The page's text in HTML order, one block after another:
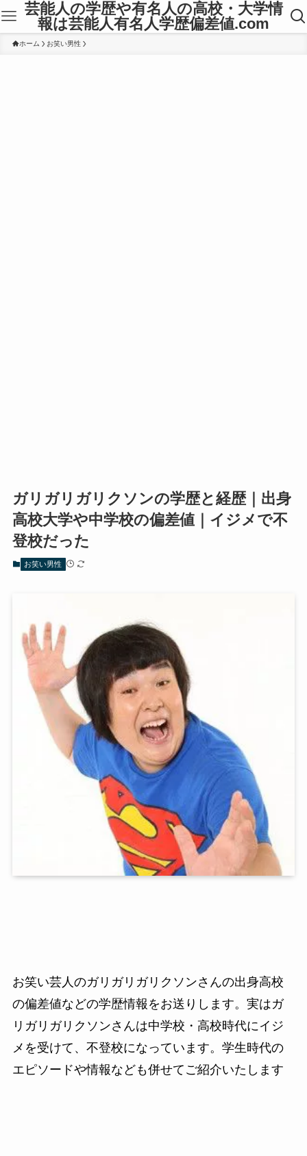
芸能人の学歴や有名人の高校・大学情
報は芸能人有名人学歴偏差値.com
ホーム お笑い男性
ガリガリガリクソンの学歴と経歴｜出身
高校大学や中学校の偏差値｜イジメで不
登校だった
お笑い男性
お笑い芸人のガリガリガリクソンさんの出身高校
の偏差値などの学歴情報をお送りします。実はガ
リガリガリクソンさんは中学校・高校時代にイジ
メを受けて、不登校になっています。学生時代の
エピソードや情報なども併せてご紹介いたします